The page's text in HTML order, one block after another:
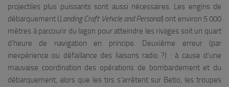
projectiles plus puissants sont aussi nécessaires. Les engins de
débarquement (Landing Craft Vehicle and Personal) ont environ 5 000
mètres à parcourir du lagon pour atteindre les rivages soit un quart
d’heure de navigation en principe. Deuxième erreur (par
inexpérience ou défaillance des liaisons radio ?) : à cause d’une
mauvaise coordination des opérations de bombardement et du
débarquement, alors que les tirs s’arrêtent sur Betio, les troupes